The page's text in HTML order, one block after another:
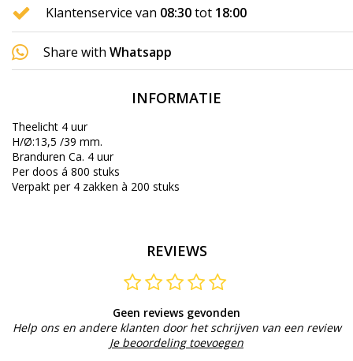
Klantenservice van 08:30tot 18:00
Share with Whatsapp
INFORMATIE
Theelicht 4 uur
H/Ø:13,5 /39 mm.
Branduren Ca. 4 uur
Per doos á 800 stuks
Verpakt per 4 zakken à 200 stuks
REVIEWS
Geen reviews gevonden
Help ons en andere klanten door het schrijven van een review
Je beoordeling toevoegen